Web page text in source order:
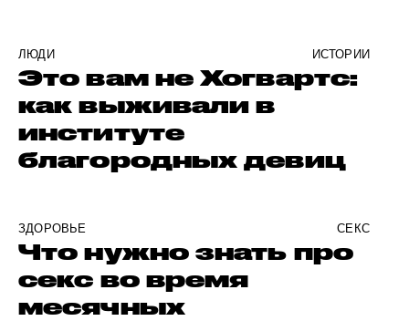
ЛЮДИ ИСТОРИИ
Это вам не Хогвартс:
как выживали в
институте
благородных девиц
ЗДОРОВЬЕ СЕКС
Что нужно знать про
секс во время
месячных